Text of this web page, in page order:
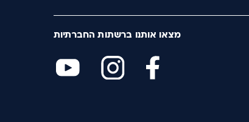
מצאו אותנו ברשתות החברתיות